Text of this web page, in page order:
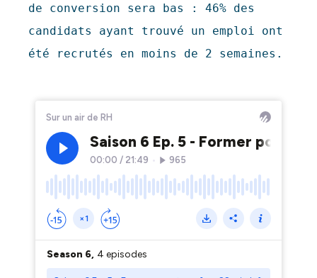
de conversion sera bas : 46% des
candidats ayant trouvé un emploi ont
été recrutés en moins de 2 semaines.